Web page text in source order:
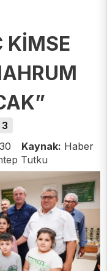
KİMSE
Kaynak: Haber
Tutku